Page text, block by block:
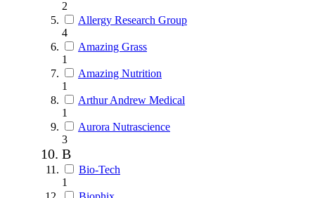
2
Allergy Research Group
4
Amazing Grass
1
Amazing Nutrition
1
Arthur Andrew Medical
1
Aurora Nutrascience
3
B
Bio-Tech
1